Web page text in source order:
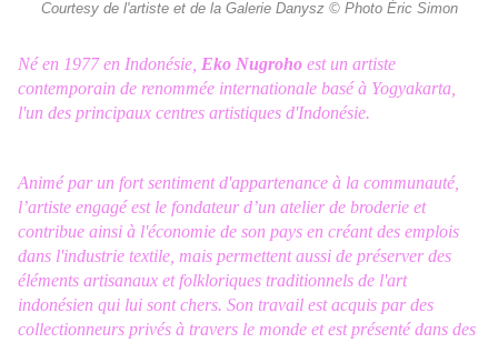
Courtesy de l'artiste et de la Galerie Danysz © Photo Éric Simon
Né en 1977 en Indonésie, Eko Nugroho est un artiste
contemporain de renommée internationale basé à Yogyakarta,
l'un des principaux centres artistiques d'Indonésie.
Animé par un fort sentiment d'appartenance à la communauté,
l’artiste engagé est le fondateur d’un atelier de broderie et
contribue ainsi à l'économie de son pays en créant des emplois
dans l'industrie textile, mais permettent aussi de préserver des
éléments artisanaux et folkloriques traditionnels de l'art
indonésien qui lui sont chers. Son travail est acquis par des
collectionneurs privés à travers le monde et est présenté dans des